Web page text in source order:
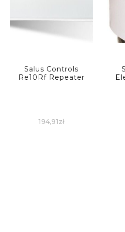
Salus Controls
Re10Rf Repeater
194,91zł